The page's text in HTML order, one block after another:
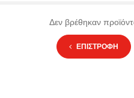
Δεν βρέθηκαν
ΕΠΙΣΤΡΟΦΗ